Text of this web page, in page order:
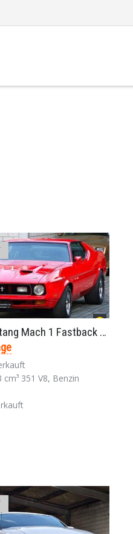
Ford Mustang Mach 1 Fastback 5.8 V8 Automat 1971
cm³ 351 V8, Benzin